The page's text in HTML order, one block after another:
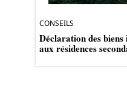
CONSEILS
Déclaration des
aux résidences